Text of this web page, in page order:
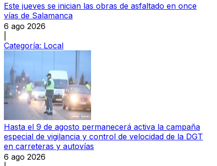
Este jueves se inician las obras de asfaltado en once
vías de Salamanca
6 ago 2026
Categoría: Local
Hasta el 9 de agosto permanecerá activa la campaña
especial de vigilancia y control de velocidad de la DGT
en carreteras y autovías
6 ago 2026